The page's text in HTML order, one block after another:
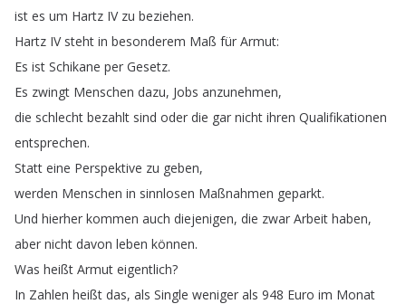
ist es um Hartz IV zu beziehen.
Hartz IV steht in besonderem Maß für Armut:
Es ist Schikane per Gesetz.
Es zwingt Menschen dazu, Jobs anzunehmen,
die schlecht bezahlt sind oder die gar nicht ihren Qualifikationen
entsprechen.
Statt eine Perspektive zu geben,
werden Menschen in sinnlosen Maßnahmen geparkt.
Und hierher kommen auch diejenigen, die zwar Arbeit haben,
aber nicht davon leben können.
Was heißt Armut eigentlich?
In Zahlen heißt das, als Single weniger als 948 Euro im Monat